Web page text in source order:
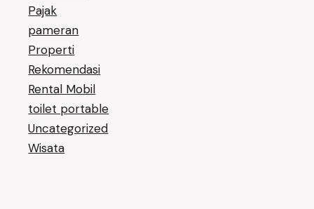
Pajak
pameran
Properti
Rekomendasi
Rental Mobil
toilet portable
Uncategorized
Wisata